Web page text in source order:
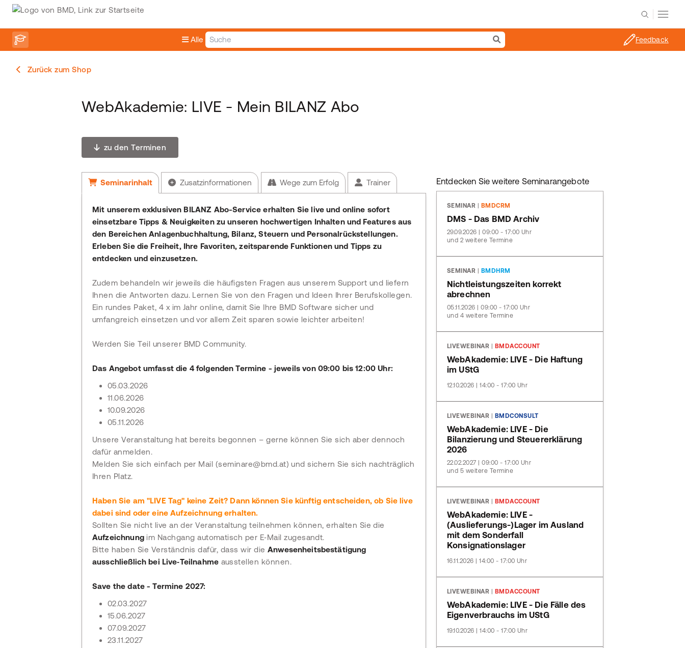
Alle Feedback
Zurück zum Shop
WebAkademie: LIVE - Mein BILANZ Abo
zu den Terminen
Seminarinhalt Zusatzinformationen Wege zum Erfolg Trainer
Mit unserem exklusiven BILANZ Abo-Service erhalten Sie live und online sofort
einsetzbare Tipps & Neuigkeiten zu unseren hochwertigen Inhalten und Features aus
den Bereichen Anlagenbuchhaltung, Bilanz, Steuern und Personalrückstellungen.
Erleben Sie die Freiheit, Ihre Favoriten, zeitsparende Funktionen und Tipps zu
entdecken und einzusetzen.
Zudem behandeln wir jeweils die häufigsten Fragen aus unserem Support und liefern
Ihnen die Antworten dazu. Lernen Sie von den Fragen und Ideen Ihrer Berufskollegen.
Ein rundes Paket, 4 x im Jahr online, damit Sie Ihre BMD Software sicher und
umfangreich einsetzen und vor allem Zeit sparen sowie leichter arbeiten!
Werden Sie Teil unserer BMD Community.
Das Angebot umfasst die 4 folgenden Termine - jeweils von 09:00 bis 12:00 Uhr:
05.03.2026
11.06.2026
10.09.2026
05.11.2026
Unsere Veranstaltung hat bereits begonnen – gerne können Sie sich aber dennoch
dafür anmelden.
Melden Sie sich einfach per Mail (seminare@bmd.at) und sichern Sie sich nachträglich
Ihren Platz.
Haben Sie am "LIVE Tag" keine Zeit? Dann können Sie künftig entscheiden, ob Sie live
dabei sind oder eine Aufzeichnung erhalten.
Sollten Sie nicht live an der Veranstaltung teilnehmen können, erhalten Sie die
Aufzeichnungim Nachgang automatisch per E‑Mail zugesandt.
Bitte haben Sie Verständnis dafür, dass wir dieAnwesenheitsbestätigung
ausschließlich bei Live‑Teilnahme ausstellen können.
Save the date - Termine 2027:
02.03.2027
15.06.2027
07.09.2027
23.11.2027
Entdecken Sie weitere Seminarangebote
SEMINAR BMDCRM
DMS - Das BMD Archiv
29.09.2026 | 09:00 - 17:00 Uhr
und 2 weitere Termine
SEMINAR BMDHRM
Nichtleistungszeiten korrekt
abrechnen
05.11.2026 | 09:00 - 17:00 Uhr
und 4 weitere Termine
LIVEWEBINAR BMDACCOUNT
WebAkademie: LIVE - Die Haftung
im UStG
12.10.2026 | 14:00 - 17:00 Uhr
LIVEWEBINAR BMDCONSULT
WebAkademie: LIVE - Die
Bilanzierung und Steuererklärung
2026
22.02.2027 | 09:00 - 17:00 Uhr
und 5 weitere Termine
LIVEWEBINAR BMDACCOUNT
WebAkademie: LIVE -
(Auslieferungs-)Lager im Ausland
mit dem Sonderfall
Konsignationslager
16.11.2026 | 14:00 - 17:00 Uhr
LIVEWEBINAR BMDACCOUNT
WebAkademie: LIVE - Die Fälle des
Eigenverbrauchs im UStG
19.10.2026 | 14:00 - 17:00 Uhr